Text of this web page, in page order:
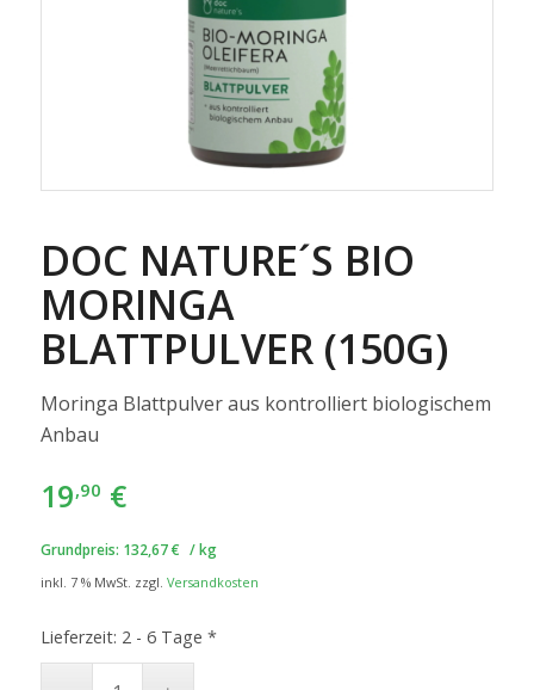
DOC NATURE´S BIO
MORINGA
BLATTPULVER (150G)
Moringa Blattpulver aus kontrolliert biologischem
Anbau
19,90 €
Grundpreis: 132,67€ /kg
inkl. 7 % MwSt. zzgl. Versandkosten
Lieferzeit: 2 - 6 Tage *